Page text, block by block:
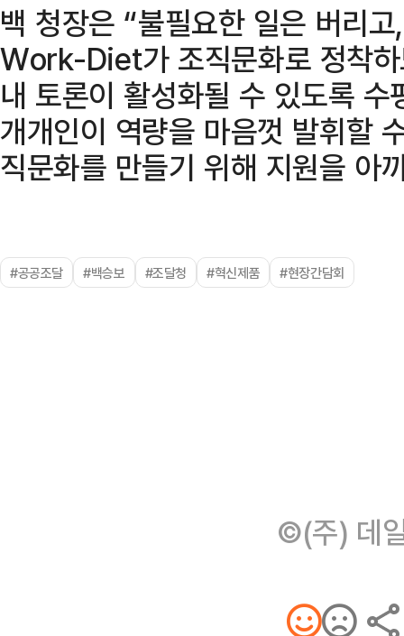
백 청장은 “불필요한 일은 버리
Work-Diet가 조직문화로 정착
내 토론이 활성화될 수 있도록
개개인이 역량을 마음껏 발휘할
직문화를 만들기 위해 지원을 아
#공공조달 #백승보 #조달청 #혁신제품 #현장간담회
©(주) 데